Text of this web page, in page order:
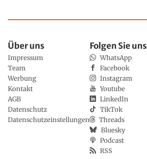
Über uns
Impressum
Team
Werbung
Kontakt
AGB
Datenschutz
Datenschutzeinstellungen
Folgen Sie uns
WhatsApp
Facebook
Instagram
Youtube
LinkedIn
TikTok
Threads
Bluesky
Podcast
RSS